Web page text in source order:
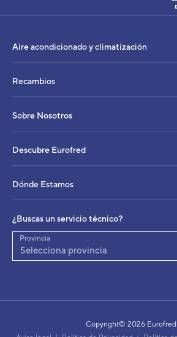
Alimentación eléctrica
Cable de alimentación
Presión sonora
Diámetro tubería - Líquido / Gas
Distancia máxima permitida total / vertical
Carga refrigerante
Carga adicional
Coeficiente de simultaneidad
Aire acondicionado y climatización
Recambios
Sobre Nosotros
Descubre Eurofred
Dónde Estamos
¿Buscas un servicio técnico?
Selecciona provincia
Provincia
Copyright© 2026 Eurofred